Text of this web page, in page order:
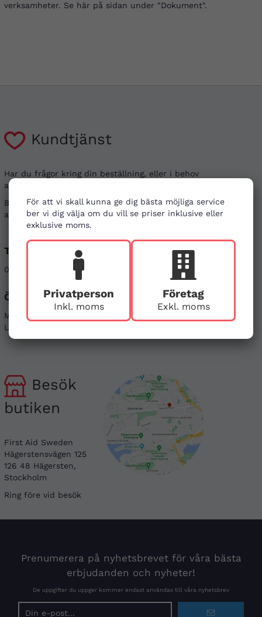
För att vi skall kunna ge dig bästa möjliga service
ber vi dig välja om du vill se priser inklusive eller
exklusive moms.
Privatperson
Inkl. moms
Företag
Exkl. moms
verksamheter. Se här på sidan under "Dokument".
Kundtjänst
Har du frågor kring din beställning, eller i behov
av vägledning?
Besök gärna våravanliga frågor. Det går även bra
att kontakta oss genom alternativen nedan.
Telefon
08-121 464 90
Öppettider
Mån - Fre 08-17
Lör & Sön - stängt
Sociala medier
Linkedin
Besök
butiken
First Aid Sweden
Hägerstensvägen 125
126 48 Hägersten,
Stockholm
Ring före vid besök
Prenumerera på nyhetsbrevet för våra bästa
erbjudanden och nyheter!
De uppgifter du uppger kommer endast användas till våra nyhetsbrev